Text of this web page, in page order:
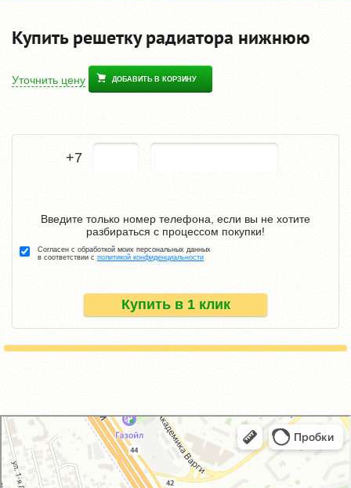
Купить решетку радиатора нижнюю
Уточнить цену ДОБАВИТЬ В КОРЗИНУ
+7
Купить в 1 клик
Введите только номер телефона, если вы не хотите
разбираться с процессом покупки!
Согласен с обработкой моих персональных данных
в соответствии с политикой конфиденциальности
GM-City&VAG-Repair
Автосервис, автотехцентр в Москве
Магазин автозапчастей и автотоваров в Москве